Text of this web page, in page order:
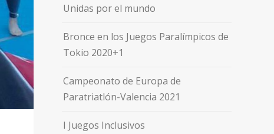
Unidas por el mundo
Bronce en los Juegos Paralímpicos de
Tokio 2020+1
Campeonato de Europa de
Paratriatlón-Valencia 2021
I Juegos Inclusivos